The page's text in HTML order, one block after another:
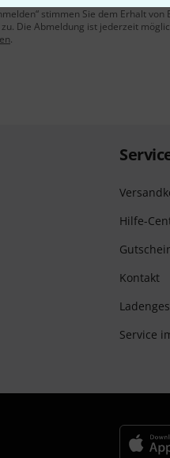
stimmen Sie dem Erhalt
Die Abmeldung ist jederzeit
.
Hilfe-
Kontakt
Service